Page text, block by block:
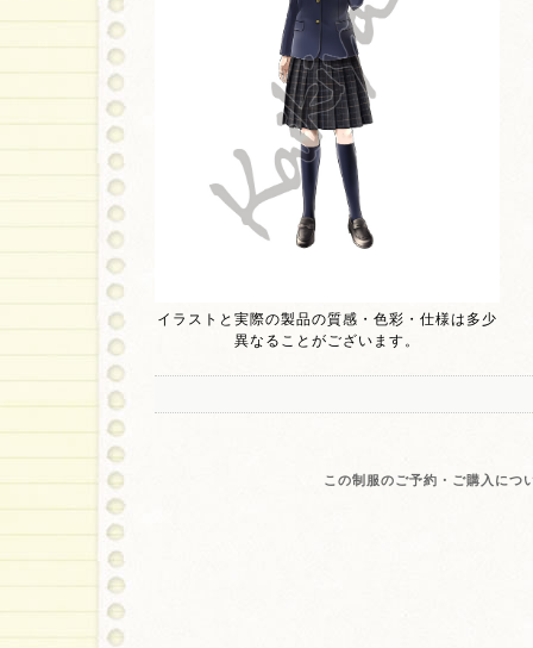
イラストと実際の製品の質感・色彩・仕様は多少
異なることがございます。
この制服のご予約・ご購入につ